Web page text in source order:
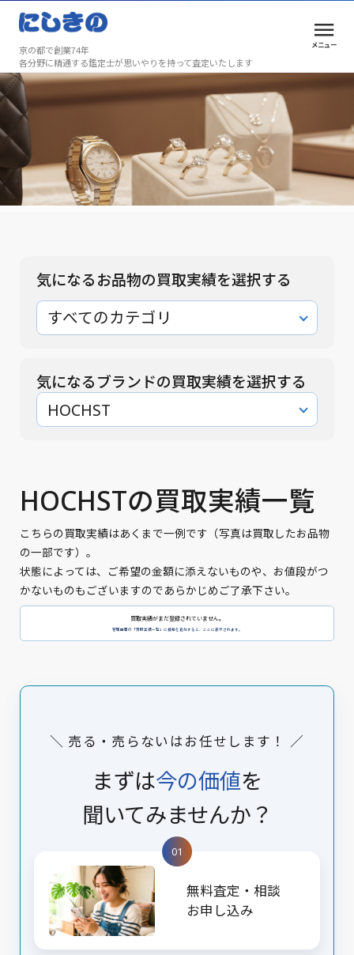
京の都で創業74年
各分野に精通する鑑定士が思いやりを持って査定いたします
メニュー
買取実績
気になるお品物の買取実績を選択する
すべてのカテゴリ
気になるブランドの買取実績を選択する
HOCHST
HOCHSTの買取実績一覧
こちらの買取実績はあくまで一例です（写真は買取したお品物
の一部です）。
状態によっては、ご希望の金額に添えないものや、お値段がつ
かないものもございますのであらかじめご了承下さい。
買取実績がまだ登録されていません。
管理画面の「買取実績一覧」に投稿を追加すると、ここに表示されます。
＼ 売る・売らないはお任せします！ ／
まずは今の価値を
聞いてみませんか？
01
無料査定・相談
お申し込み